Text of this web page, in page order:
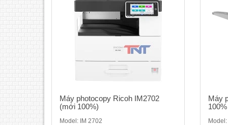
Máy photocopy Ricoh IM2702
(mới 100%)
Model: IM 2702
Máy
100%